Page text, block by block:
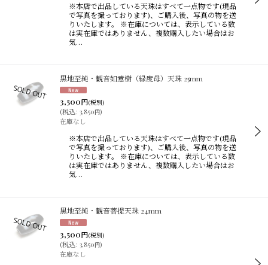
※本店で出品している天珠はすべて一点物です(現品
で写真を撮っております)、ご購入後、写真の物を送
りいたします。 ※在庫については、表示している数
は実在庫ではありません、複数購入したい場合はお
気…
黒地至純・観音如意樹（緑度母）天珠 25mm
3,500円(税別)
(税込: 3,850円)
在庫なし
※本店で出品している天珠はすべて一点物です(現品
で写真を撮っております)、ご購入後、写真の物を送
りいたします。 ※在庫については、表示している数
は実在庫ではありません、複数購入したい場合はお
気…
黒地至純・観音菩提天珠 24mm
3,500円(税別)
(税込: 3,850円)
在庫なし